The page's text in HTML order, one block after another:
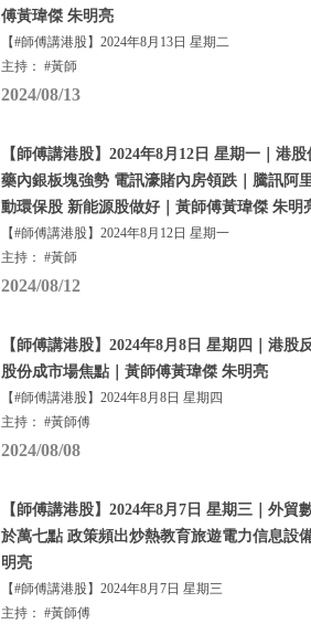
傅黃瑋傑 朱明亮
【#師傅講港股】2024年8月13日 星期二
主持： #黃師
2024/08/13
【師傅講港股】2024年8月12日 星期一｜港
藥內銀板塊強勢 電訊濠賭內房領跌｜騰訊阿
動環保股 新能源股做好｜黃師傅黃瑋傑 朱明
【#師傅講港股】2024年8月12日 星期一
主持： #黃師
2024/08/12
【師傅講港股】2024年8月8日 星期四｜港股
股份成市場焦點｜黃師傅黃瑋傑 朱明亮
【#師傅講港股】2024年8月8日 星期四
主持： #黃師傅
2024/08/08
【師傅講港股】2024年8月7日 星期三｜外貿
於萬七點 政策頻出炒熱教育旅遊電力信息設
明亮
【#師傅講港股】2024年8月7日 星期三
主持： #黃師傅